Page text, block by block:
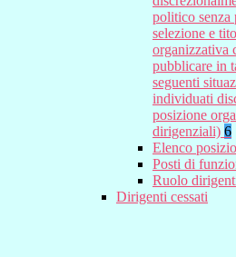
politico senza
selezione e
organizzativa
pubblicare in
seguenti
individuati
posizione
dirigenziali) 6
Elenco
Posti di
Ruolo
Dirigenti cessati